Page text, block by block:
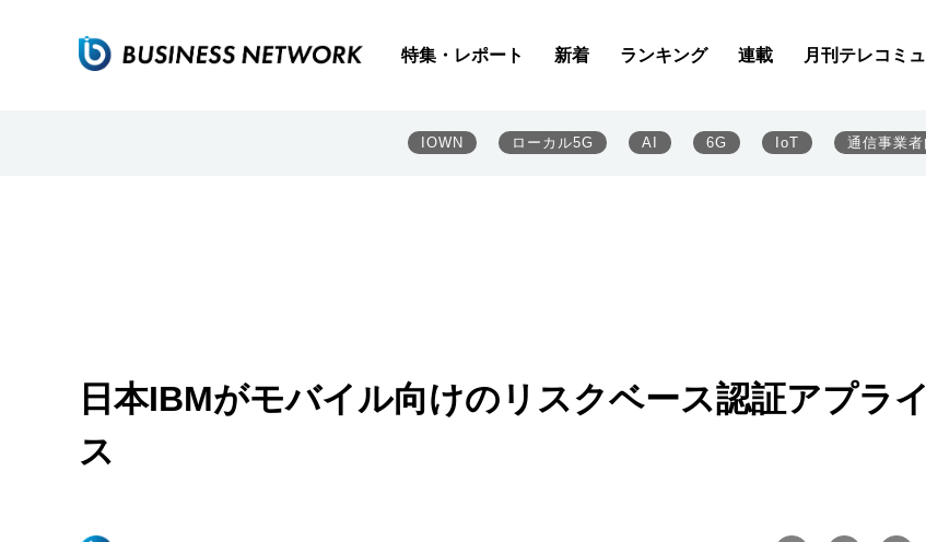
特集・レポート 新着 ランキング 連載 月刊テレコミ
IOWN ローカル5G AI 6G IoT 通信事業者
日本IBMがモバイル向けのリスクベース認証アプラ
ス